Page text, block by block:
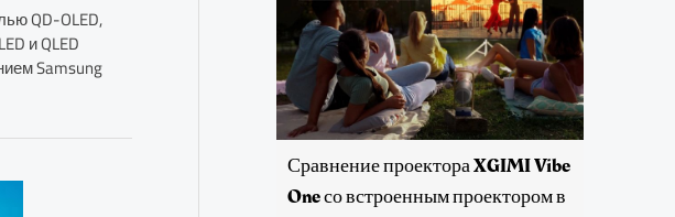
QD-OLED,
и QLED
Samsung
Сравнение проектора XGIMI Vibe
One со встроенным проектором в